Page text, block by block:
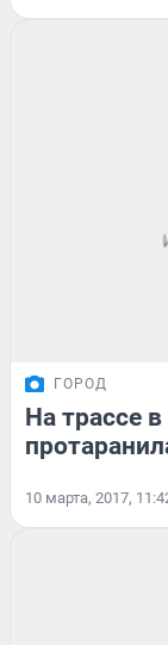
ГОРОД
На трассе
10 марта, 2017,